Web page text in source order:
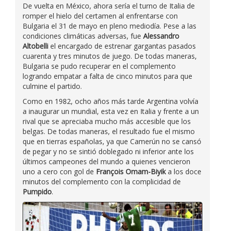
De vuelta en México, ahora sería el turno de Italia de
romper el hielo del certamen al enfrentarse con
Bulgaria el 31 de mayo en pleno mediodía. Pese a las
condiciones climáticas adversas, fue Alessandro
Altobelli el encargado de estrenar gargantas pasados
cuarenta y tres minutos de juego. De todas maneras,
Bulgaria se pudo recuperar en el complemento
logrando empatar a falta de cinco minutos para que
culmine el partido.
Como en 1982, ocho años más tarde Argentina volvía
a inaugurar un mundial, esta vez en Italia y frente a un
rival que se apreciaba mucho más accesible que los
belgas. De todas maneras, el resultado fue el mismo
que en tierras españolas, ya que Camerún no se cansó
de pegar y no se sintió doblegado ni inferior ante los
últimos campeones del mundo a quienes vencieron
uno a cero con gol de François Omam-Biyika los doce
minutos del complemento con la complicidad de
Pumpido.